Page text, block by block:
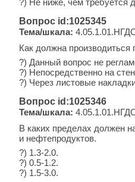
Вопрос id:1025345
Тема/шкала:
Как должна производиться
?) Данный вопрос не
?) Непосредственно на
?) Через листовые
Вопрос id:1025346
Тема/шкала:
В каких пределах должен
и нефтепродуктов.
?) 1.3-2.0.
?) 0.5-1.2.
?) 1.5-3.0.